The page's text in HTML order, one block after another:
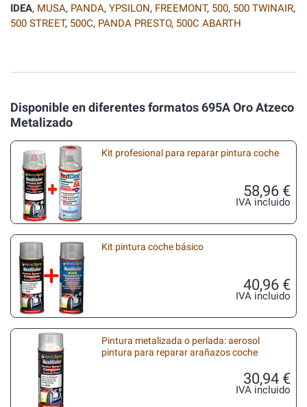
IDEA, MUSA, PANDA, YPSILON, FREEMONT, 500, 500 TWINAIR,
500 STREET, 500C, PANDA PRESTO, 500C ABARTH
Disponible en diferentes formatos 695A Oro Atzeco
Metalizado
Kit profesional para reparar pintura coche
58,96 €
IVA incluido
Kit pintura coche básico
40,96 €
IVA incluido
Pintura metalizada o perlada: aerosol
pintura para reparar arañazos coche
30,94 €
IVA incluido